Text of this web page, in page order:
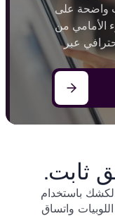
واضحة على
الأمامي من
عبر
ثابت.
باستخدام
واتساق